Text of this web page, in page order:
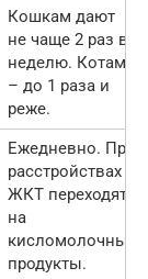
Кошкам дают
не чаще 2 раз в
неделю. Котам
– до 1 раза и
реже.
Ежедневно. При
расстройствах
ЖКТ переходят
на
кисломолочные
продукты.